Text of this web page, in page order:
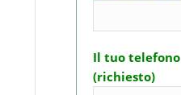
Il tuo telefono
(richiesto)